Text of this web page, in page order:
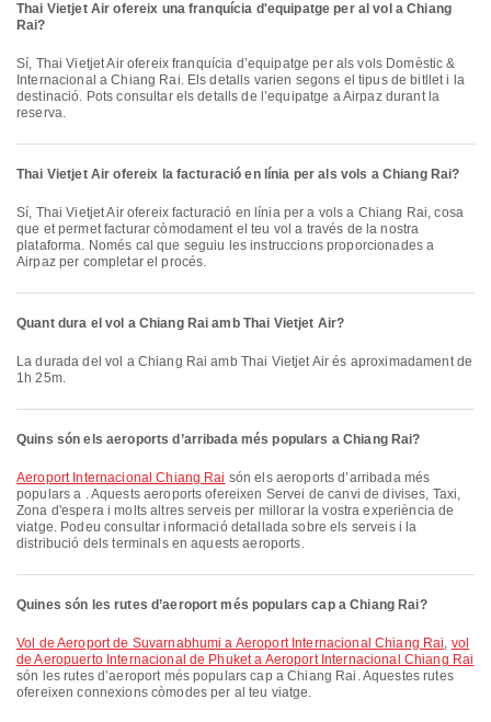
Thai Vietjet Air ofereix una franquícia d'equipatge per al vol a Chiang
Rai?
Sí, Thai Vietjet Air ofereix franquícia d’equipatge per als vols Domèstic &
Internacional a Chiang Rai. Els detalls varien segons el tipus de bitllet i la
destinació. Pots consultar els detalls de l’equipatge a Airpaz durant la
reserva.
Thai Vietjet Air ofereix la facturació en línia per als vols a Chiang Rai?
Sí, Thai Vietjet Air ofereix facturació en línia per a vols a Chiang Rai, cosa
que et permet facturar còmodament el teu vol a través de la nostra
plataforma. Només cal que seguiu les instruccions proporcionades a
Airpaz per completar el procés.
Quant dura el vol a Chiang Rai amb Thai Vietjet Air?
La durada del vol a Chiang Rai amb Thai Vietjet Air és aproximadament de
1h 25m.
Quins són els aeroports d’arribada més populars a Chiang Rai?
Aeroport Internacional Chiang Rai són els aeroports d’arribada més
populars a . Aquests aeroports ofereixen Servei de canvi de divises, Taxi,
Zona d'espera i molts altres serveis per millorar la vostra experiència de
viatge. Podeu consultar informació detallada sobre els serveis i la
distribució dels terminals en aquests aeroports.
Quines són les rutes d’aeroport més populars cap a Chiang Rai?
vol de Aeroport de Suvarnabhumi a Aeroport Internacional Chiang Rai, vol
de Aeropuerto Internacional de Phuket a Aeroport Internacional Chiang Rai
són les rutes d’aeroport més populars cap a Chiang Rai. Aquestes rutes
ofereixen connexions còmodes per al teu viatge.